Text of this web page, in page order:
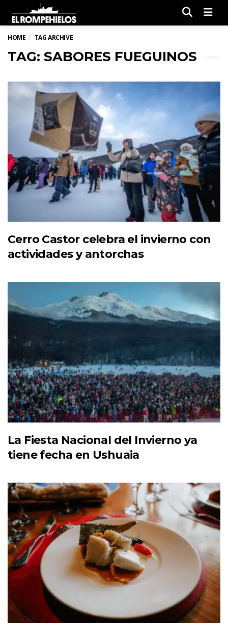
HOME TAG ARCHIVE
TAG: SABORES FUEGUINOS
Cerro Castor celebra el invierno con
actividades y antorchas
La Fiesta Nacional del Invierno ya
tiene fecha en Ushuaia